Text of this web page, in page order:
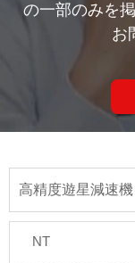
の一部のみを
お
高精度遊星減速機
NT